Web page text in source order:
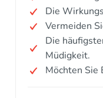
Die
Vermeiden
Die
Müdigkeit.
Möchten Sie